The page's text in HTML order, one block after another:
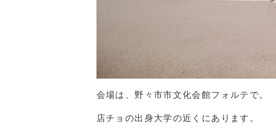
会場は、野々市市文化会館フォルテで。
店チョの出身大学の近くにあります。